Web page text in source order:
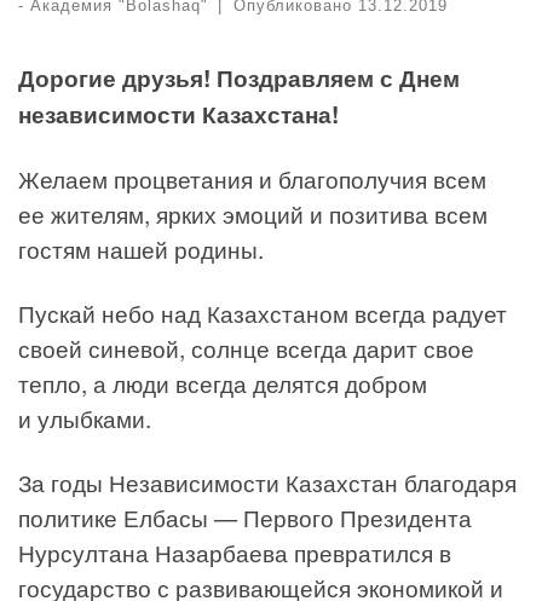
- Академия "Bolashaq" | Опубликовано 13.12.2019
Дорогие друзья! Поздравляем с Днем
независимости Казахстана!
Желаем процветания и благополучия всем
ее жителям, ярких эмоций и позитива всем
гостям нашей родины.
Пускай небо над Казахстаном всегда радует
своей синевой, солнце всегда дарит свое
тепло, а люди всегда делятся добром
и улыбками.
За годы Независимости Казахстан благодаря
политике Елбасы — Первого Президента
Нурсултана Назарбаева превратился в
государство с развивающейся экономикой и